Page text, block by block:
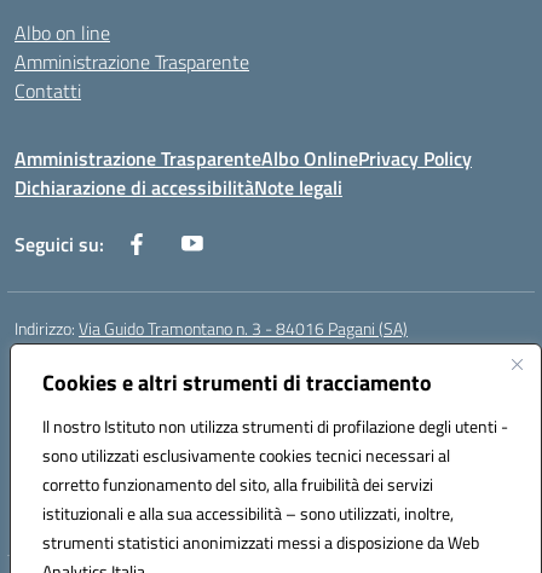
Cookies e altri strumenti di tracciamento
Il nostro Istituto non utilizza strumenti di profilazione degli utenti -
sono utilizzati esclusivamente cookies tecnici necessari al
corretto funzionamento del sito, alla fruibilità dei servizi
istituzionali e alla sua accessibilità – sono utilizzati, inoltre,
strumenti statistici anonimizzati messi a disposizione da Web
Albo on line
Amministrazione Trasparente
Contatti
Amministrazione TrasparenteAlbo OnlinePrivacy Policy
Dichiarazione di accessibilitàNote legali
Seguici su:
Indirizzo:Via Guido Tramontano n. 3 - 84016 Pagani (SA)
Centralino:
Posta elettronica certificata (PEC):saps08000t@pec.istruzione.it
Codice fiscale: 80022400651
Codice meccanografico:SAPS08000T
Codice Indice delle Pubbliche Amministrazioni (IPA): istsc_saps08000t
Codice unico di fatturazione (CUF): UFC29W